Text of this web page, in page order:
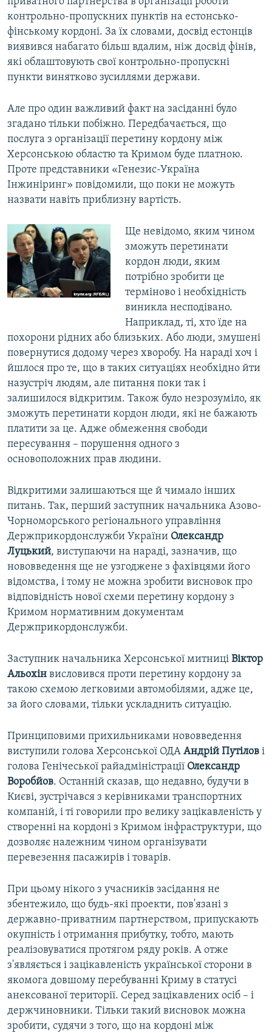
контрольно-пропускних пунктів на естонсько-
фінському кордоні. За їх словами, досвід естонців
виявився набагато більш вдалим, ніж досвід фінів,
які облаштовують свої контрольно-пропускні
пункти винятково зусиллями держави.
Але про один важливий факт на засіданні було
згадано тільки побіжно. Передбачається, що
послуга з організації перетину кордону між
Херсонською областю та Кримом буде платною.
Проте представники «Генезис-Україна
Інжиніринг» повідомили, що поки не можуть
назвати навіть приблизну вартість.
Ще невідомо, яким чином
зможуть перетинати
кордон люди, яким
потрібно зробити це
терміново і необхідність
виникла несподівано.
Наприклад, ті, хто їде на
похорони рідних або близьких. Або люди, змушені
повернутися додому через хворобу. На нараді хоч і
йшлося про те, що в таких ситуаціях необхідно йти
назустріч людям, але питання поки так і
залишилося відкритим. Також було незрозуміло, як
зможуть перетинати кордон люди, які не бажають
платити за це. Адже обмеження свободи
пересування – порушення одного з
основоположних прав людини.
Відкритими залишаються ще й чимало інших
питань. Так, перший заступник начальника Азово-
Чорноморського регіонального управління
Держприкордонслужби України Олександр
Луцький, виступаючи на нараді, зазначив, що
нововведення ще не узгоджене з фахівцями його
відомства, і тому не можна зробити висновок про
відповідність нової схеми перетину кордону з
Кримом нормативним документам
Держприкордонслужби.
Заступник начальника Херсонської митниці Віктор
Альохін висловився проти перетину кордону за
такою схемою легковими автомобілями, адже це,
за його словами, тільки ускладнить ситуацію.
Принциповими прихильниками нововведення
виступили голова Херсонської ОДА Андрій Путілов і
голова Генічеської райадміністрації Олександр
Воробйов. Останній сказав, що недавно, будучи в
Києві, зустрічався з керівниками транспортних
компаній, і ті говорили про велику зацікавленість у
створенні на кордоні з Кримом інфраструктури, що
дозволяє належним чином організувати
перевезення пасажирів і товарів.
При цьому нікого з учасників засідання не
збентежило, що будь-які проекти, пов'язані з
державно-приватним партнерством, припускають
окупність і отримання прибутку, тобто, мають
реалізовуватися протягом ряду років. А отже
з'являється і зацікавленість української сторони в
якомога довшому перебуванні Криму в статусі
анексованої території. Серед зацікавлених осіб – і
держчиновники. Тільки такий висновок можна
зробити, судячи з того, що на кордоні між